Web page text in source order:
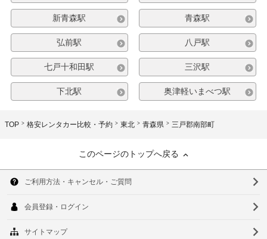
新青森駅 青森駅
弘前駅 八戸駅
七戸十和田駅 三沢駅
下北駅 奥津軽いまべつ駅
TOP 格安レンタカー比較・予約 東北 青森県 三戸郡南部町
このページのトップへ戻る